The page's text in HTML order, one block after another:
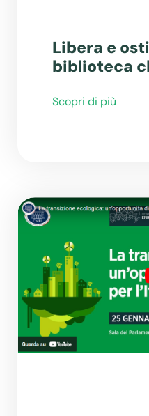
Libera e
biblioteca
Scopri di più